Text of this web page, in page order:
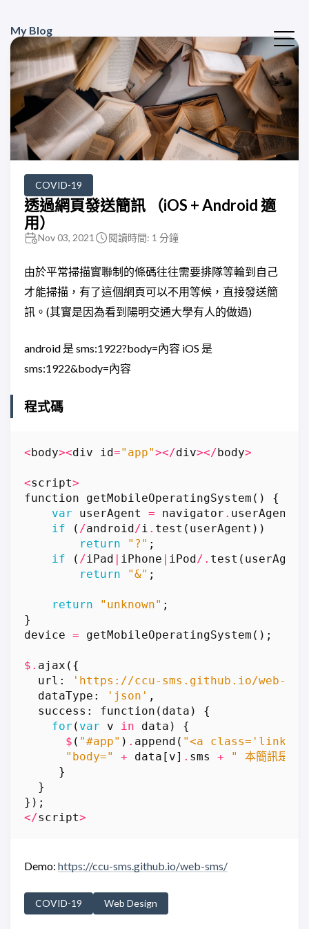
My Blog
COVID-19
透過網頁發送簡訊 （iOS + Android 適
用）
Nov 03, 2021 閱讀時間: 1 分鐘
由於平常掃描實聯制的條碼往往需要排隊等輪到自己
才能掃描，有了這個網頁可以不用等候，直接發送簡
訊。(其實是因為看到陽明交通大學有人的做過)
android 是 sms:1922?body=內容 iOS 是
sms:1922&body=內容
程式碼
<body><div id="app"></div></body>
<script>
function
getMobileOperatingSystem ()
{
var
userAgent = navigator . userAgent
if
( /android/i . test ( userAgent ))
return
"?" ;
if
( /iPad | iPhone | iPod/. test ( userAgent
return
"&" ;
return "unknown" ;
}
device = getMobileOperatingSystem ();
$. ajax ({
url :
'https://ccu-sms.github.io/web-
dataType : 'json' ,
success : function ( data )
{
for ( var v in data )
{
$ ( "#app" ) . append ( "<a
"body="
+ data [ v] . sms +
" 本簡訊是簡
}
}
});
</script>
Demo: https://ccu-sms.github.io/web-sms/
COVID-19 Web Design